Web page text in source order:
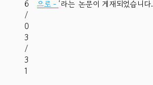
6
/
0
3
/
3
1
으로－ ‘라는 논문이 게재되었습니다.